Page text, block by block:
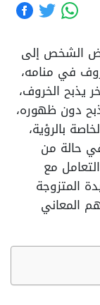
الشخص إلى
في منامه،
يذبح الخروف،
دون ظهوره،
بالرؤية،
حالة من
مع
المتزوجة
المعاني